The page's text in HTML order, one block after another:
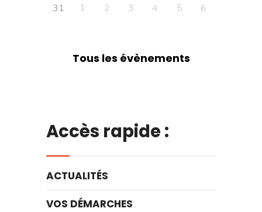
31
1 2 3 4 5 6
Tous les évènements
Accès rapide :
ACTUALITÉS
VOS DÉMARCHES